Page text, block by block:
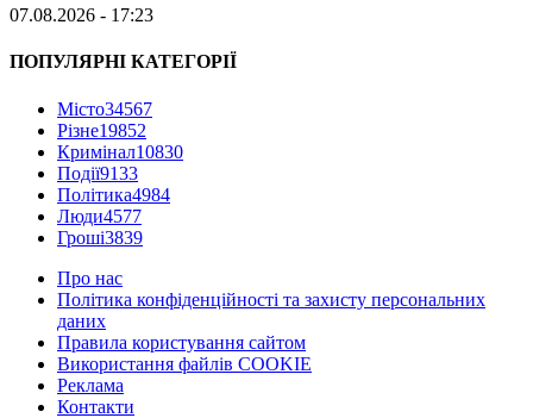
07.08.2026 - 17:23
ПОПУЛЯРНІ КАТЕГОРІЇ
Місто34567
Різне19852
Кримінал10830
Події9133
Політика4984
Люди4577
Гроші3839
Про нас
Політика конфіденційності та захисту персональних
даних
Правила користування сайтом
Використання файлів COOKIE
Реклама
Контакти